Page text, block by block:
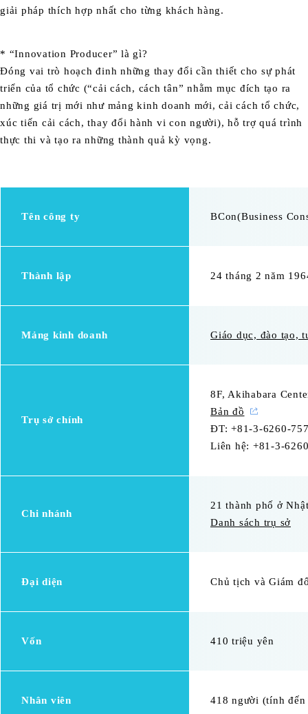
giải pháp thích hợp nhất cho từng khách hàng.
* “Innovation Producer” là gì?
Đóng vai trò hoạch đinh những thay đổi cần thiết cho sự phát
triển của tổ chức (“cải cách, cách tân” nhằm mục đích tạo ra
những giá trị mới như mảng kinh doanh mới, cải cách tổ chức,
xúc tiến cải cách, thay đổi hành vi con người), hỗ trợ quá trình
thực thi và tạo ra những thành quả kỳ vọng.
Tên công ty BCon(Business
Thành lập 24 tháng 2 năm
Mảng kinh doanh Giáo dục, đào tạo,
Trụ sở chính
8F, Akihabara
Bản đồ
ĐT: +81-3-6260-
Liên hệ: +81‐3-
Chi nhánh
21 thành phố ở
Danh sách trụ sở
Đại diện Chủ tịch và Giám
Vốn 410 triệu yên
Nhân viên 418 người (tính